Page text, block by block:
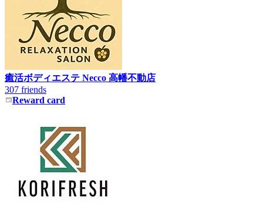
癒活ボディエステ Necco 高幡不動店
307 friends
Reward card